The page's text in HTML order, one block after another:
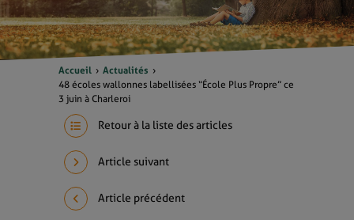
Accueil
Actualités
48 écoles wallonnes labellisées “École Plus Propre” ce
3 juin à Charleroi
Retour à la liste des articles
Article suivant
Article précédent